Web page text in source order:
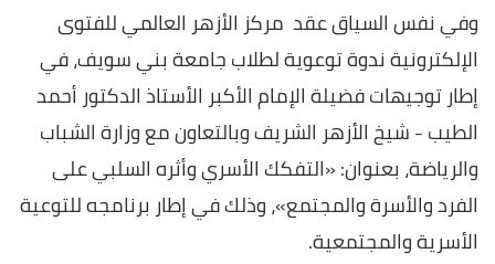
وفي نفس السياق عقد مركز الأزهر العالمي للفتوى
الإلكترونية ندوة توعوية لطلاب جامعة بني سويف، في
إطار توجيهات فضيلة الإمام الأكبر الأستاذ الدكتور أحمد
الطيب - شيخ الأزهر الشريف وبالتعاون مع وزارة الشباب
والرياضة، بعنوان: «التفكك الأسري وأثره السلبي على
الفرد والأسرة والمجتمع»، وذلك في إطار برنامجه للتوعية
الأسرية والمجتمعية.